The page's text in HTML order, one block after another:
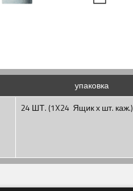
упаковка
24 ШТ. (1X24 Ящик х шт. каж.)